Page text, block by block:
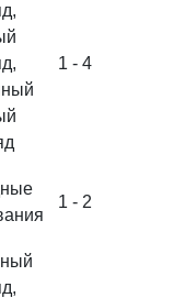
1 - 4
1 - 2